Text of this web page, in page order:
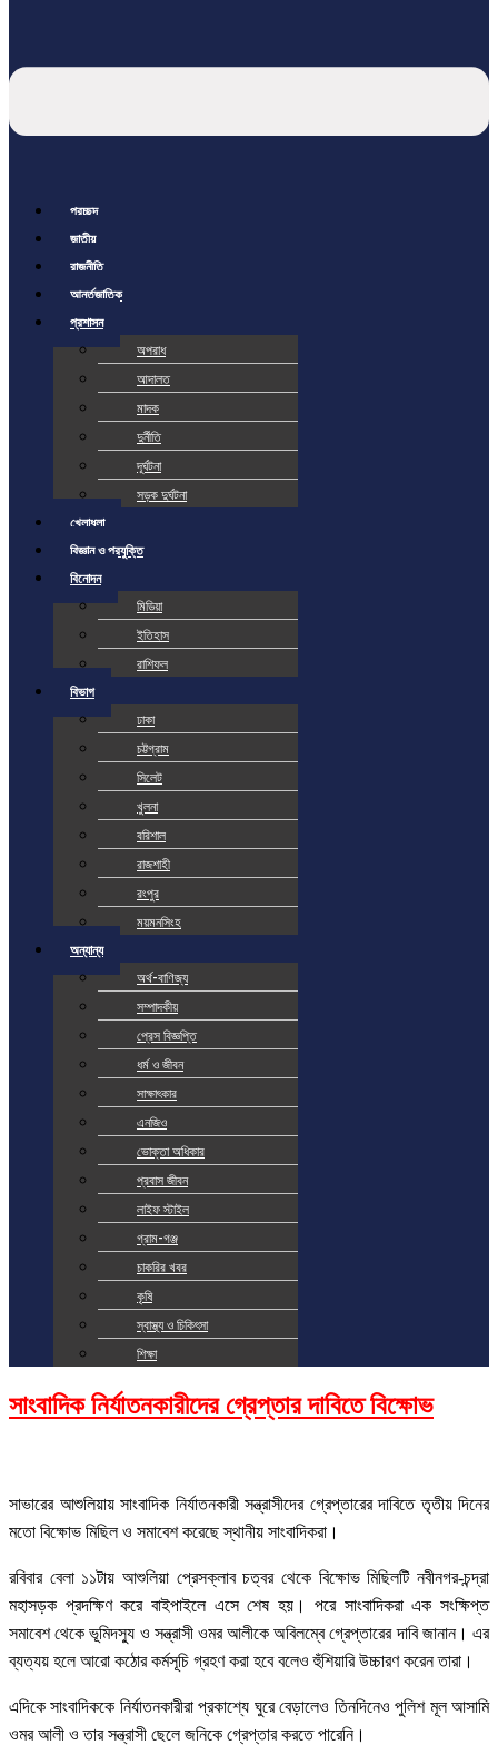
প্রচ্ছদ
জাতীয়
রাজনীতি
আর্ন্তজাতিক
প্রশাসন
অপরাধ
আদালত
মাদক
দুর্নীতি
দূর্ঘটনা
সড়ক দুর্ঘটনা
খেলাধুলা
বিজ্ঞান ও প্রযুক্তি
বিনোদন
মিডিয়া
ইতিহাস
রাশিফল
বিভাগ
ঢাকা
চট্টগ্রাম
সিলেট
খুলনা
বরিশাল
রাজশাহী
রংপুর
ময়মনসিংহ
অন্যান্য
অর্থ-বাণিজ্য
সম্পাদকীয়
প্রেস বিজ্ঞপ্তি
ধর্ম ও জীবন
সাক্ষাৎকার
এনজিও
ভোক্তা অধিকার
প্রবাস জীবন
লাইফ স্টাইল
গ্রাম-গঞ্জ
চাকরির খবর
কৃষি
স্বাস্থ্য ও চিকিৎসা
শিক্ষা
সাংবাদিক নির্যাতনকারীদের গ্রেপ্তার দাবিতে বিক্ষোভ
সাভারের আশুলিয়ায় সাংবাদিক নির্যাতনকারী সন্ত্রাসীদের গ্রেপ্তারের দাবিতে তৃতীয় দিনের
মতো বিক্ষোভ মিছিল ও সমাবেশ করেছে স্থানীয় সাংবাদিকরা।
রবিবার বেলা ১১টায় আশুলিয়া প্রেসক্লাব চত্বর থেকে বিক্ষোভ মিছিলটি নবীনগর-চন্দ্রা
মহাসড়ক প্রদক্ষিণ করে বাইপাইলে এসে শেষ হয়। পরে সাংবাদিকরা এক সংক্ষিপ্ত
সমাবেশ থেকে ভূমিদস্যু ও সন্ত্রাসী ওমর আলীকে অবিলম্বে গ্রেপ্তারের দাবি জানান। এর
ব্যত্যয় হলে আরো কঠোর কর্মসূচি গ্রহণ করা হবে বলেও হুঁশিয়ারি উচ্চারণ করেন তারা।
এদিকে সাংবাদিককে নির্যাতনকারীরা প্রকাশ্যে ঘুরে বেড়ালেও তিনদিনেও পুলিশ মূল আসামি
ওমর আলী ও তার সন্ত্রাসী ছেলে জনিকে গ্রেপ্তার করতে পারেনি।